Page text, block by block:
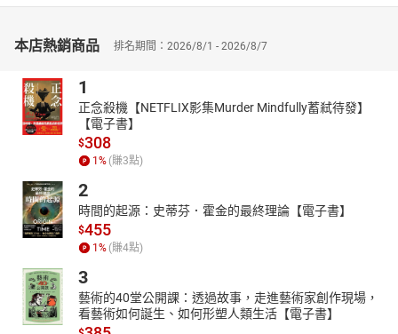
本店熱銷商品 排名期間：2026/8/1 - 2026/8/7
1
正念殺機【NETFLIX影集Murder Mindfully蓄弒待發】
【電子書】
$308
1% (賺3點)
2
時間的起源：史蒂芬．霍金的最終理論【電子書】
$455
1% (賺4點)
3
藝術的40堂公開課：透過故事，走進藝術家創作現場，
看藝術如何誕生、如何形塑人類生活【電子書】